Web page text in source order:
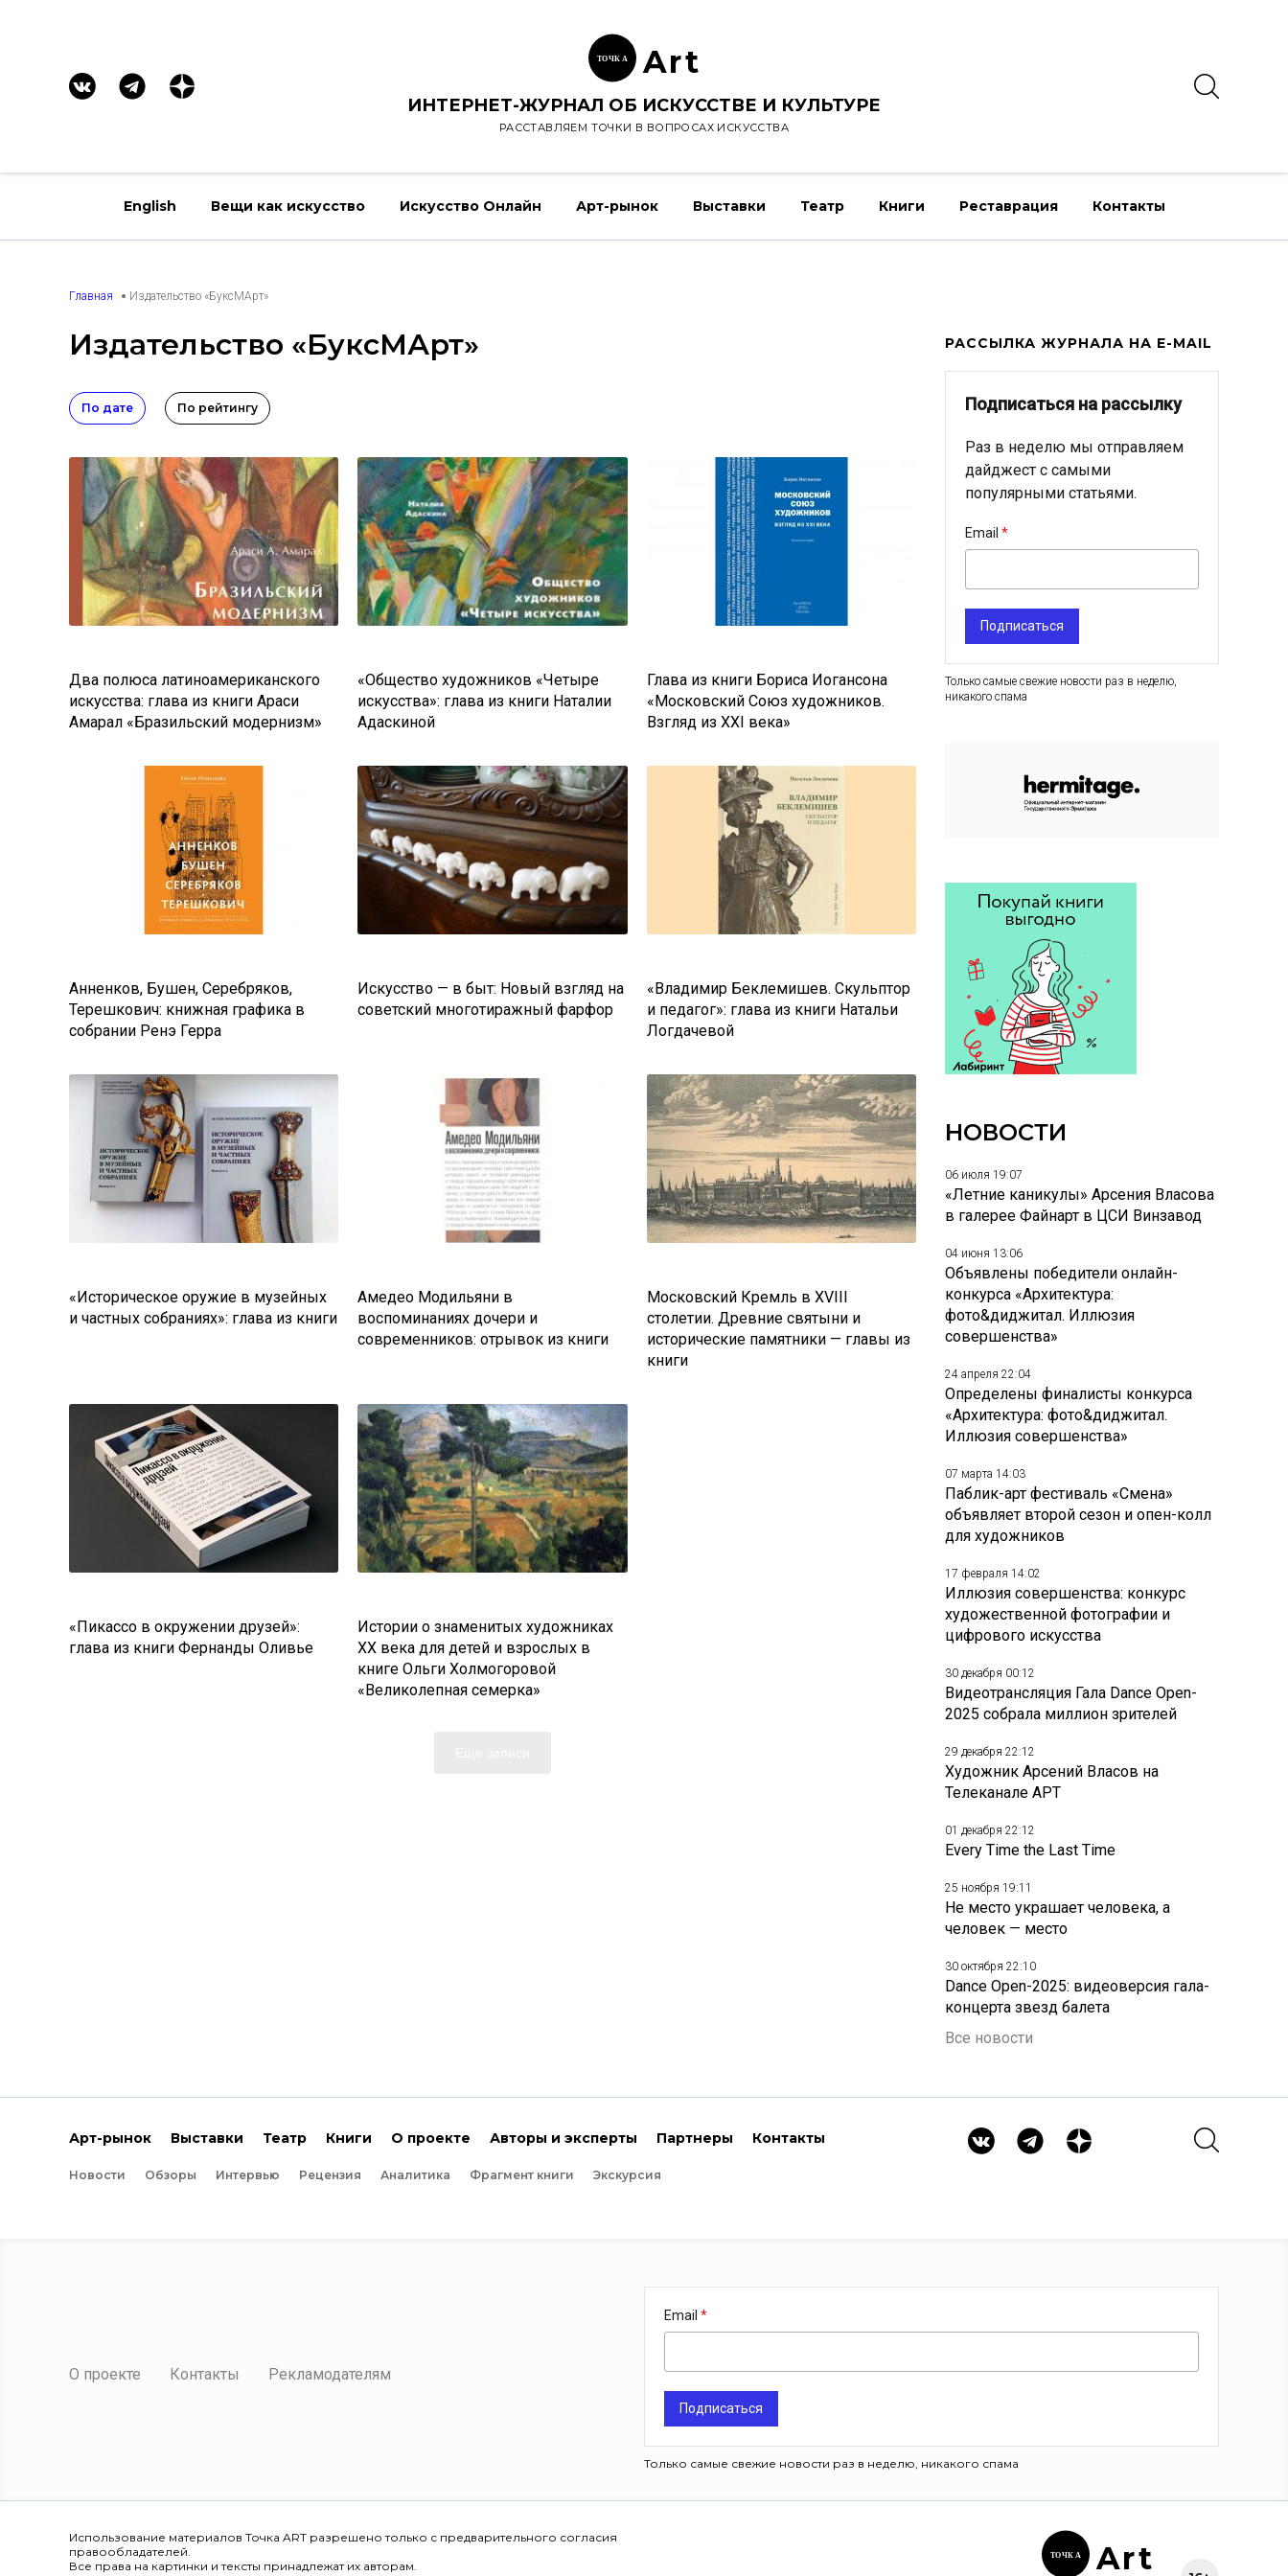
ТОЧК А Art
ИНТЕРНЕТ-ЖУРНАЛ ОБ ИСКУССТВЕ И КУЛЬТУРЕ
РАССТАВЛЯЕМ ТОЧКИ В ВОПРОСАХ ИСКУССТВА
English Вещи как искусство Искусство Онлайн Арт-рынок Выставки Театр Книги Реставрация Контакты
Главная Издательство «БуксМАрт»
Издательство «БуксМАрт»
По дате По рейтингу
Два полюса латиноамериканского
искусства: глава из книги Араси
Амарал «Бразильский модернизм»
«Общество художников «Четыре
искусства»: глава из книги Наталии
Адаскиной
Глава из книги Бориса Иогансона
«Московский Союз художников.
Взгляд из XXI века»
Анненков, Бушен, Серебряков,
Терешкович: книжная графика в
собрании Ренэ Герра
Искусство — в быт: Новый взгляд на
советский многотиражный фарфор
«Владимир Беклемишев. Скульптор
и педагог»: глава из книги Натальи
Логдачевой
«Историческое оружие в музейных
и частных собраниях»: глава из книги
Амедео Модильяни в
воспоминаниях дочери и
современников: отрывок из книги
Московский Кремль в XVIII
столетии. Древние святыни и
исторические памятники — главы из
книги
«Пикассо в окружении друзей»:
глава из книги Фернанды Оливье
Истории о знаменитых художниках
ХХ века для детей и взрослых в
книге Ольги Холмогоровой
«Великолепная семерка»
РАССЫЛКА ЖУРНАЛА НА E-MAIL
Подписаться на рассылку
Раз в неделю мы отправляем
дайджест с самыми
популярными статьями.
Email
Подписаться
Только самые свежие новости раз в неделю,
никакого спама
НОВОСТИ
06 июля 19:07
«Летние каникулы» Арсения Власова
в галерее Файнарт в ЦСИ Винзавод
04 июня 13:06
Объявлены победители онлайн-
конкурса «Архитектура:
фото&диджитал. Иллюзия
совершенства»
24 апреля 22:04
Определены финалисты конкурса
«Архитектура: фото&диджитал.
Иллюзия совершенства»
07 марта 14:03
Паблик-арт фестиваль «Смена»
объявляет второй сезон и опен-колл
для художников
17 февраля 14:02
Иллюзия совершенства: конкурс
художественной фотографии и
цифрового искусства
30 декабря 00:12
Видеотрансляция Гала Dance Open-
2025 собрала миллион зрителей
29 декабря 22:12
Художник Арсений Власов на
Телеканале АРТ
01 декабря 22:12
Every Time the Last Time
25 ноября 19:11
Не место украшает человека, а
человек — место
30 октября 22:10
Dance Open-2025: видеоверсия гала-
концерта звезд балета
Все новости
Арт-рынок Выставки Театр Книги О проекте Авторы и эксперты Партнеры Контакты
Новости Обзоры Интервью Рецензия Аналитика Фрагмент книги Экскурсия
О проекте Контакты Рекламодателям
Email
Подписаться
Только самые свежие новости раз в неделю, никакого спама
Использование материалов Точка ART разрешено только с предварительного согласия
правообладателей.
Все права на картинки и тексты принадлежат их авторам.
ТОЧК А Art